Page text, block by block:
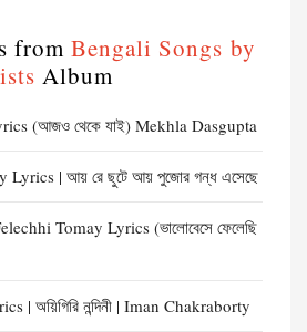
from Bengali Songs by
Album
(আজও থেকে যাই) Mekhla Dasgupta
| আয় রে ছুটে আয় পুজোর গন্ধ এসেছে
Tomay Lyrics (ভালোবেসে ফেলেছি
| অয়িগিরি নন্দিনী | Iman Chakraborty